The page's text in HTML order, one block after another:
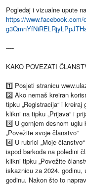
Pogledaj i vizualne upute
https://
----
KAKO POVEZATI
1️⃣ Posjeti stranicu
2️⃣ Ako nemaš kreiran
tipku „Registracija“ i
klikni na tipku „Prijava“ i
3️⃣ U gornjem desnom uglu
„Povežite svoje članstvo“
4️⃣ U rubrici „Moje
ispod barkoda na poleđini
klikni tipku „Povežite
iskaznicu za 2024.
godinu. Nakon što to